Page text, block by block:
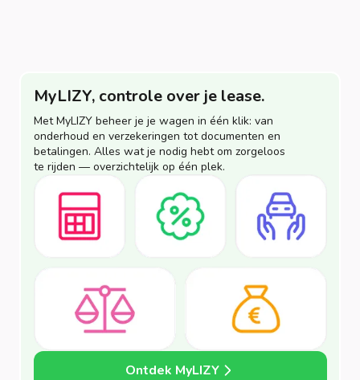
MyLIZY, controle over je lease.
Met MyLIZY beheer je je wagen in één klik: van
onderhoud en verzekeringen tot documenten en
betalingen. Alles wat je nodig hebt om zorgeloos
te rijden — overzichtelijk op één plek.
Ontdek MyLIZY